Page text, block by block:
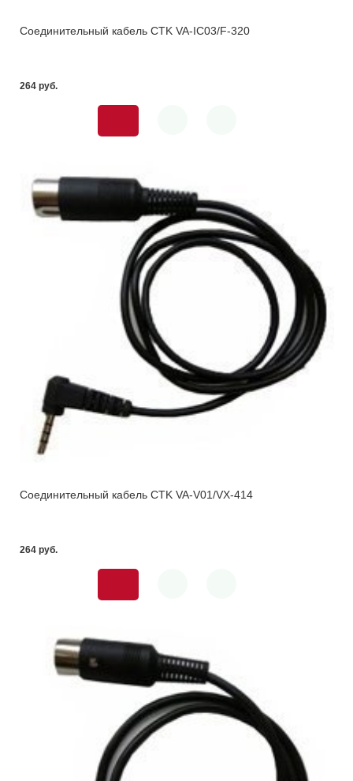
Соединительный кабель CTK VA-IC03/F-320
264 pуб.
Соединительный кабель CTK VA-V01/VX-414
264 pуб.